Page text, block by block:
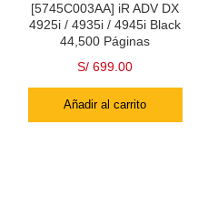
[5745C003AA] iR ADV DX
4925i / 4935i / 4945i Black
44,500 Páginas
S/ 699.00
Añadir al carrito